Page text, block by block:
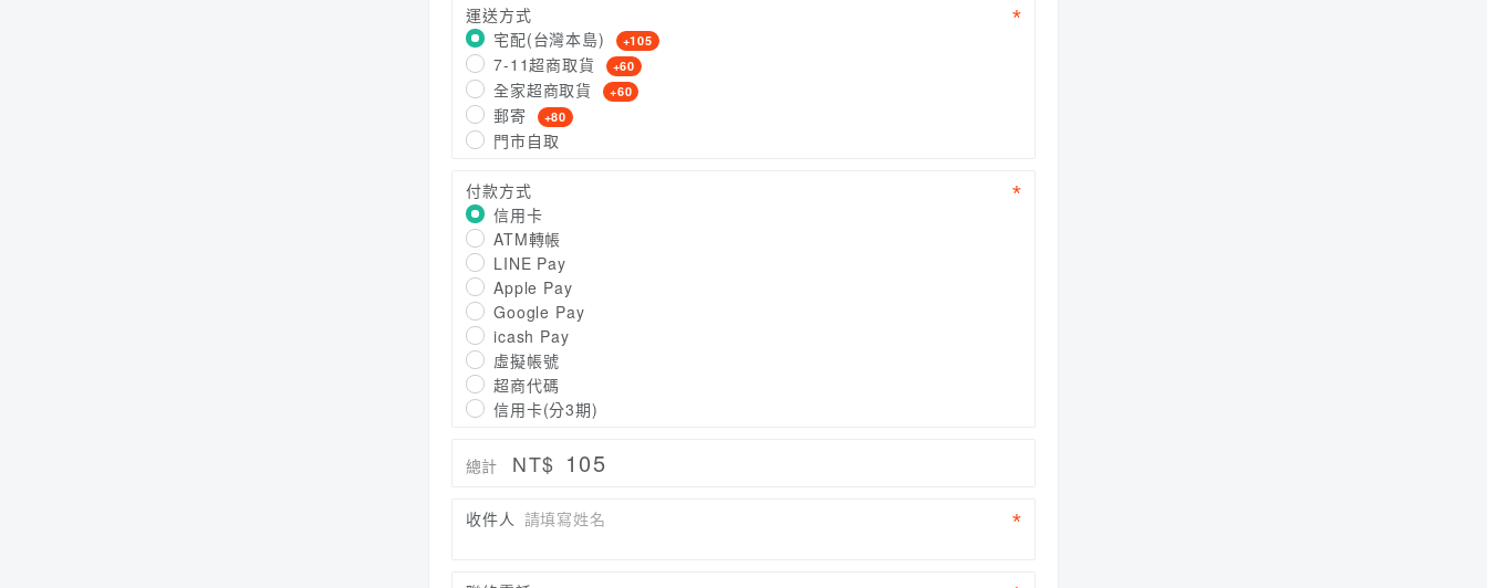
運送方式
宅配(台灣本島)
+105
7-11超商取貨 +60
全家超商取貨 +60
郵寄 +80
門市自取
付款方式
信用卡
ATM轉帳
LINE Pay
Apple Pay
Google Pay
icash Pay
虛擬帳號
超商代碼
信用卡(分3期)
總計 NT$ 105
收件人 請填寫姓名